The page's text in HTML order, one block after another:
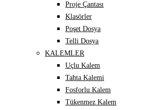
Proje Çantası
Klasörler
Poşet Dosya
Telli Dosya
KALEMLER
Uçlu Kalem
Tahta Kalemi
Fosforlu Kalem
Tükenmez Kalem